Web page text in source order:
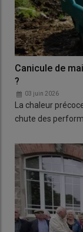
Canicule de
?
03 juin 2026
La chaleur
chute des